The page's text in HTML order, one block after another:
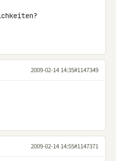
2009-02-14 14:35#1147349
2009-02-14 14:55#1147371